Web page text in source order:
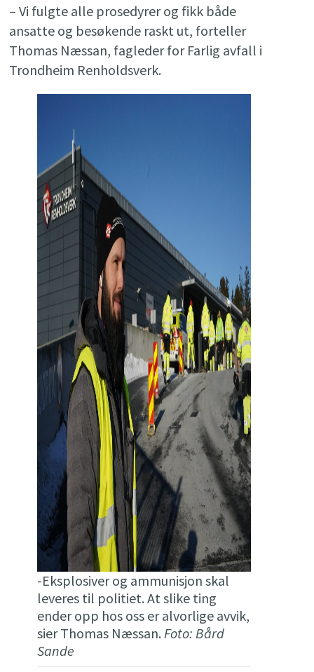
– Vi fulgte alle prosedyrer og fikk både
ansatte og besøkende raskt ut, forteller
Thomas Næssan, fagleder for Farlig avfall i
Trondheim Renholdsverk.
-Eksplosiver og ammunisjon skal
leveres til politiet. At slike ting
ender opp hos oss er alvorlige avvik,
sier Thomas Næssan. Foto: Bård
Sande